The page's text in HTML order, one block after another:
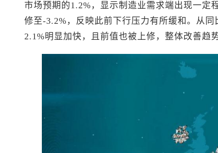
市场预期的1.2%，显示制造业需求端出现一定
修至-3.2%，反映此前下行压力有所缓和。从
2.1%明显加快，且前值也被上修，整体改善趋